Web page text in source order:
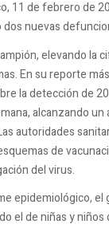
11 de febrero de
nuevas
elevando la
En su reporte
la detección de
alcanzando un
autoridades
de
del virus.
epidemiológico, el
el de niñas y niños